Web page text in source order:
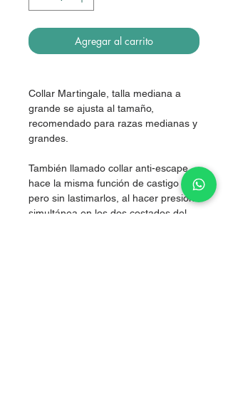
Agregar al carrito
Collar Martingale, talla mediana a
grande se ajusta al tamaño,
recomendado para razas medianas y
grandes.
También llamado collar anti-escape,
hace la misma función de castigo
pero sin lastimarlos, al hacer presión
simultánea en los dos costados del